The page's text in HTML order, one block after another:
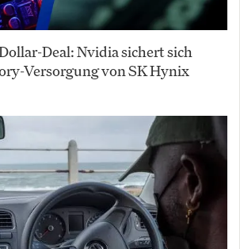
Deal: Nvidia sichert sich
Versorgung von SK Hynix